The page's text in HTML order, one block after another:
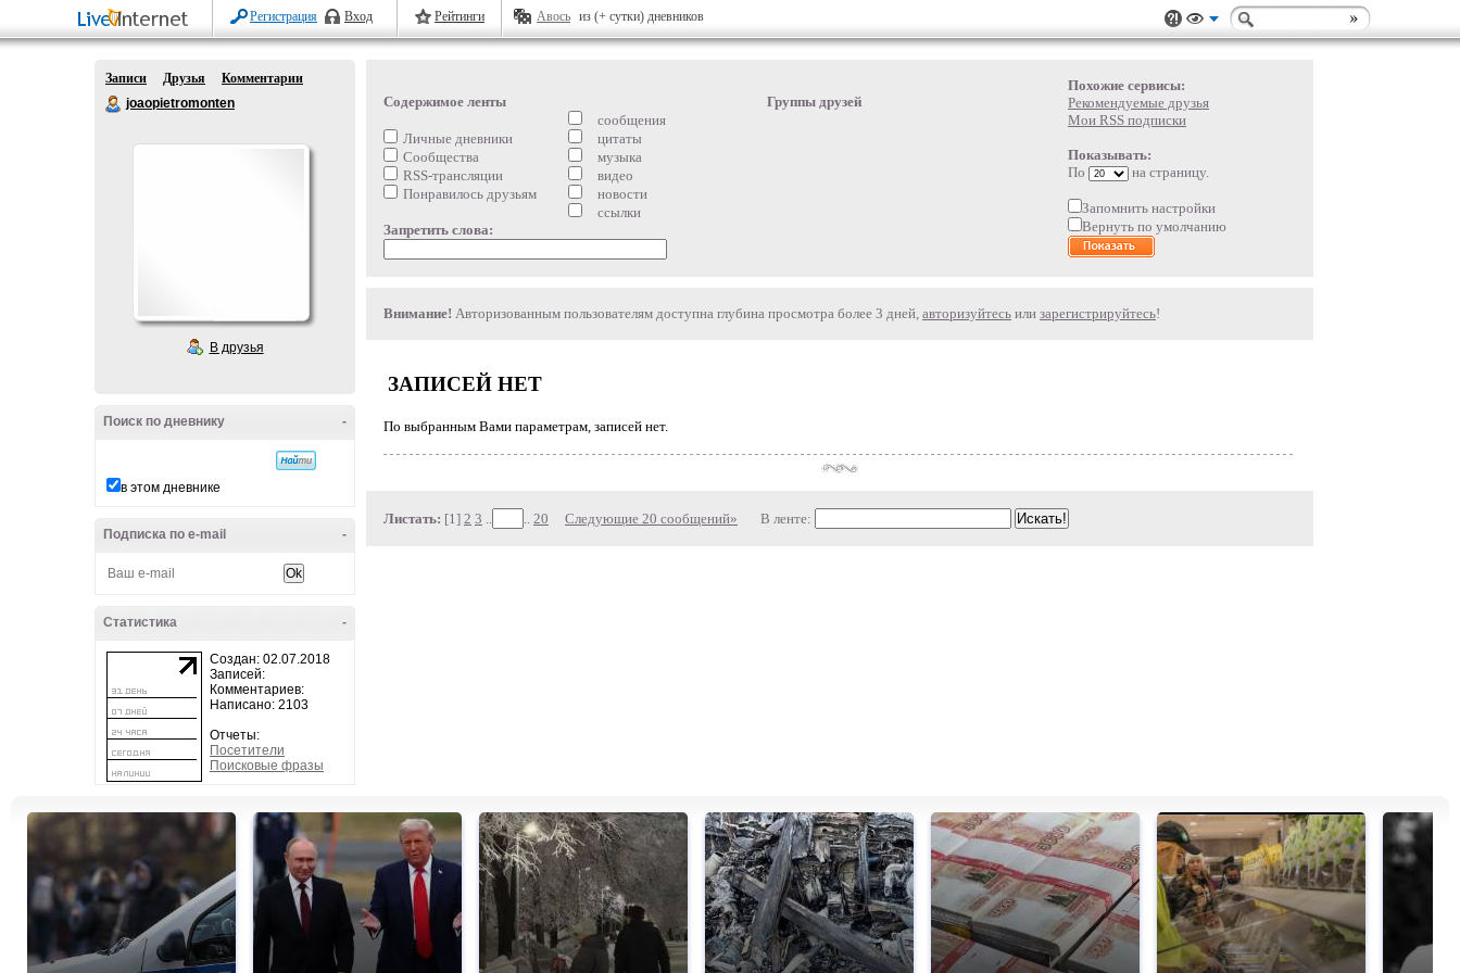
Регистрация Вход Рейтинги Авось из (+ сутки) дневников
Записи Друзья
Комментарии
joaopietromonten
В друзья
-
Поиск по дневнику
в этом дневнике
-
Подписка по e-mail
-
Статистика
Создан: 02.07.2018
Записей:
Комментариев:
Написано: 2103
Отчеты:
Посетители
Поисковые фразы
Похожие сервисы:
Рекомендуемые друзья
Мои RSS подписки
Показывать:
По
на страницу.
Запомнить настройки
Вернуть по умолчанию
Содержимое ленты
Личные дневники
Сообщества
RSS-трансляции
Понравилось друзьям
сообщения
цитаты
музыка
видео
новости
ссылки
Группы друзей
Запретить слова:
Внимание! Авторизованным пользователям доступна глубина просмотра более 3 дней, авторизуйтесь или зарегистрируйтесь!
ЗАПИСЕЙ НЕТ
По выбранным Вами параметрам, записей нет.
Листать: [1] 2 3 .. .. 20 Следующие 20 сообщений» В ленте: